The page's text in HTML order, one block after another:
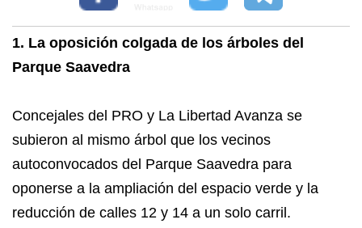
1. La oposición colgada de los árboles del
Parque Saavedra
Concejales del PRO y La Libertad Avanza se
subieron al mismo árbol que los vecinos
autoconvocados del Parque Saavedra para
oponerse a la ampliación del espacio verde y la
reducción de calles 12 y 14 a un solo carril.